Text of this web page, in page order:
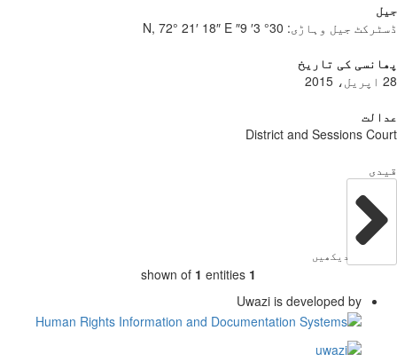
جیل وہاڑی: 30° 3′ 9″ N, 72° 21′ 18″ E
کی تاریخ
District and Sessions
دیکھیں
shown of 1 entities
Uwazi is developed by